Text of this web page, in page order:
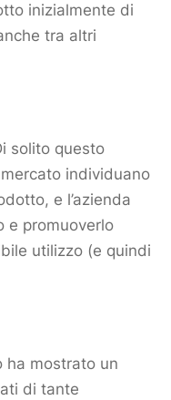
inizialmente di
tra altri
solito questo
mercato individuano
, e l’azienda
e promuoverlo
utilizzo (e quindi
ha mostrato un
di tante